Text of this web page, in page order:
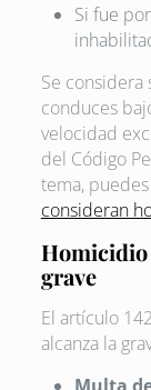
Si fue
Se
conduces
velocidad
del Código
tema,
consideran
grave
El artículo
alcanza la